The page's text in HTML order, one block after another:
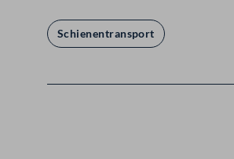
Schienentransport